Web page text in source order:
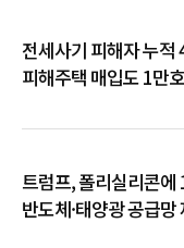
전세사기 피해자 누
피해주택 매입도 1만
트럼프, 폴리실리콘
반도체·태양광 공급망